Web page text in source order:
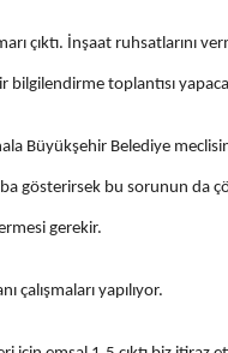
çıktı. İnşaat ruhsatlarını
toplantısı
Büyükşehir Belediye
gösterirsek bu sorunun da
gerekir.
çalışmaları yapılıyor.